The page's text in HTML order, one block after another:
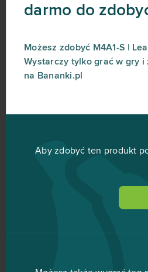
darmo do
Możesz zdobyć M4A1-S |
Wystarczy tylko grać w gry i
na Bananki.pl
Aby zdobyć ten produkt